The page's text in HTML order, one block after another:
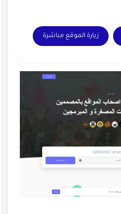
زيارة الموقع مباشرة